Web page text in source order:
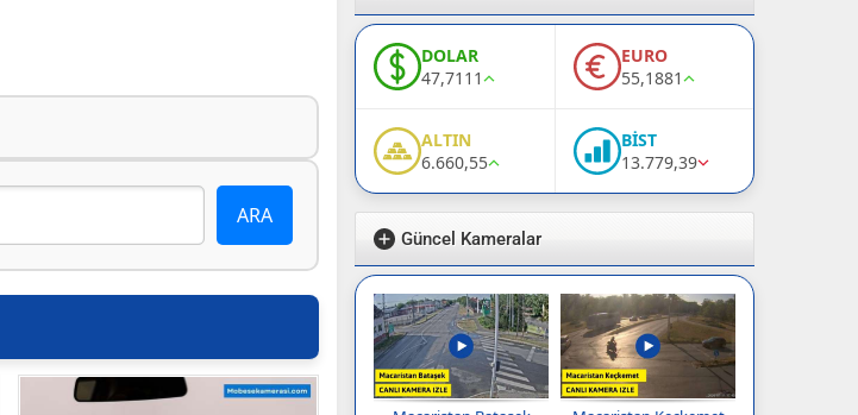
DOLAR
47,7111
EURO
55,1881
ALTIN
6.660,55
BİST
13.779,39
Güncel Kameralar